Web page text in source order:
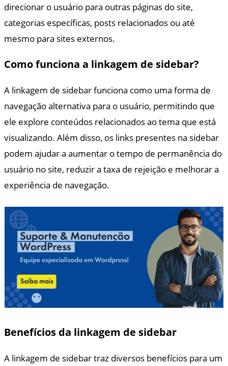
direcionar o usuário para outras páginas do site,
categorias específicas, posts relacionados ou até
mesmo para sites externos.
Como funciona a linkagem de sidebar?
A linkagem de sidebar funciona como uma forma de
navegação alternativa para o usuário, permitindo que
ele explore conteúdos relacionados ao tema que está
visualizando. Além disso, os links presentes na sidebar
podem ajudar a aumentar o tempo de permanência do
usuário no site, reduzir a taxa de rejeição e melhorar a
experiência de navegação.
Benefícios da linkagem de sidebar
A linkagem de sidebar traz diversos benefícios para um